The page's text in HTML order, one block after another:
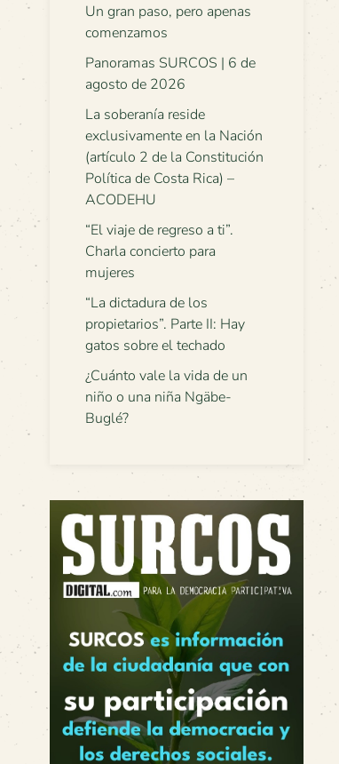
Un gran paso, pero apenas
comenzamos
Panoramas SURCOS | 6 de
agosto de 2026
La soberanía reside
exclusivamente en la Nación
(artículo 2 de la Constitución
Política de Costa Rica) –
ACODEHU
“El viaje de regreso a ti”.
Charla concierto para
mujeres
“La dictadura de los
propietarios”. Parte II: Hay
gatos sobre el techado
¿Cuánto vale la vida de un
niño o una niña Ngäbe-
Buglé?